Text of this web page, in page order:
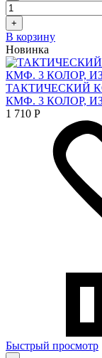
+
В корзину
Новинка
ТАКТИЧЕСКИЙ
КМФ. 3 КОЛОР,
1 710 Р
Быстрый просмотр